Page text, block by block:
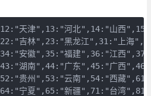
天津",13:"河北",14:"山西
吉林",23:"黑龙江",31:"上海
安徽",35:"福建",36:"江西
湖南",44:"广东",45:"广西
贵州",53:"云南",54:"西藏
宁夏",65:"新疆",71:"台湾